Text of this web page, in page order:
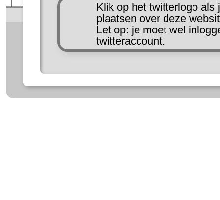
Klik op het twitterlogo als
plaatsen over deze
Let op: je moet wel
twitteraccount.